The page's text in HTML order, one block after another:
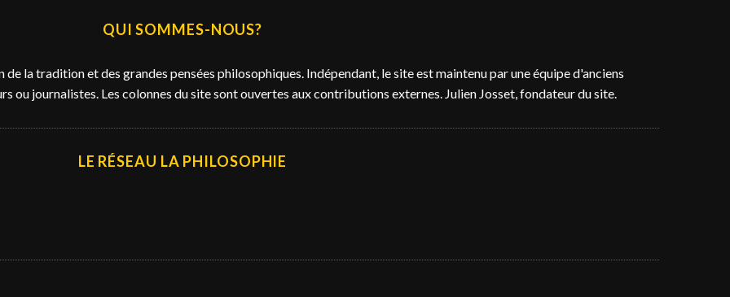
QUI SOMMES-NOUS?
la tradition et des grandes pensées philosophiques. Indépendant, le site est maintenu par une équipe d'anciens
ou journalistes. Les colonnes du site sont ouvertes aux contributions externes. Julien Josset, fondateur du site.
LE RÉSEAU LA PHILOSOPHIE